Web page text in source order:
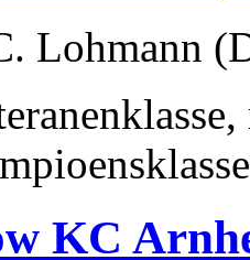
Lohmann
KC